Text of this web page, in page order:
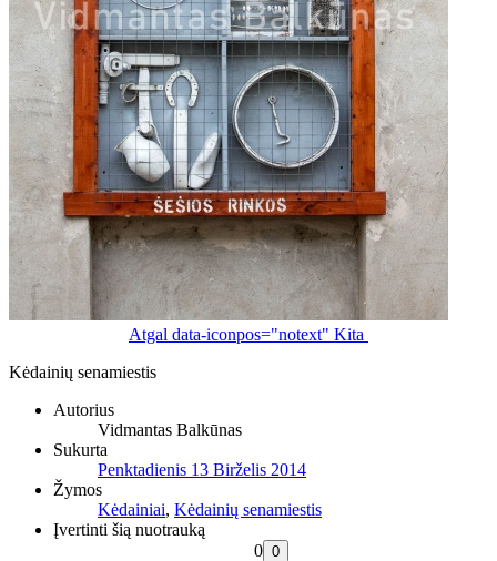
Atgal data-iconpos="notext" Kita
Kėdainių senamiestis
Autorius
Vidmantas Balkūnas
Sukurta
Penktadienis 13 Birželis 2014
Žymos
Kėdainiai, Kėdainių senamiestis
Įvertinti šią nuotrauką
0